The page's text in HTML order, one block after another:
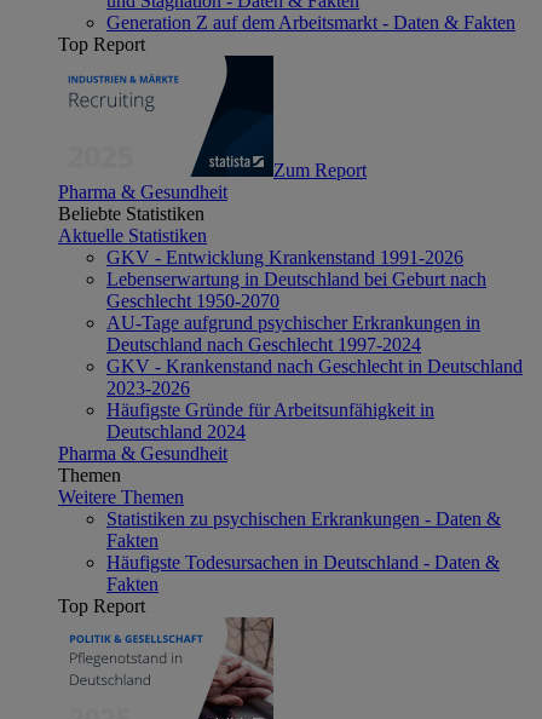
Generation Z auf dem Arbeitsmarkt - Daten & Fakten
Top Report
Zum Report
Pharma & Gesundheit
Beliebte Statistiken
Aktuelle Statistiken
GKV - Entwicklung Krankenstand 1991-2026
Lebenserwartung in Deutschland bei Geburt nach
Geschlecht 1950-2070
AU-Tage aufgrund psychischer Erkrankungen in
Deutschland nach Geschlecht 1997-2024
GKV - Krankenstand nach Geschlecht in Deutschland
2023-2026
Häufigste Gründe für Arbeitsunfähigkeit in
Deutschland 2024
Pharma & Gesundheit
Themen
Weitere Themen
Statistiken zu psychischen Erkrankungen - Daten &
Fakten
Häufigste Todesursachen in Deutschland - Daten &
Fakten
Top Report